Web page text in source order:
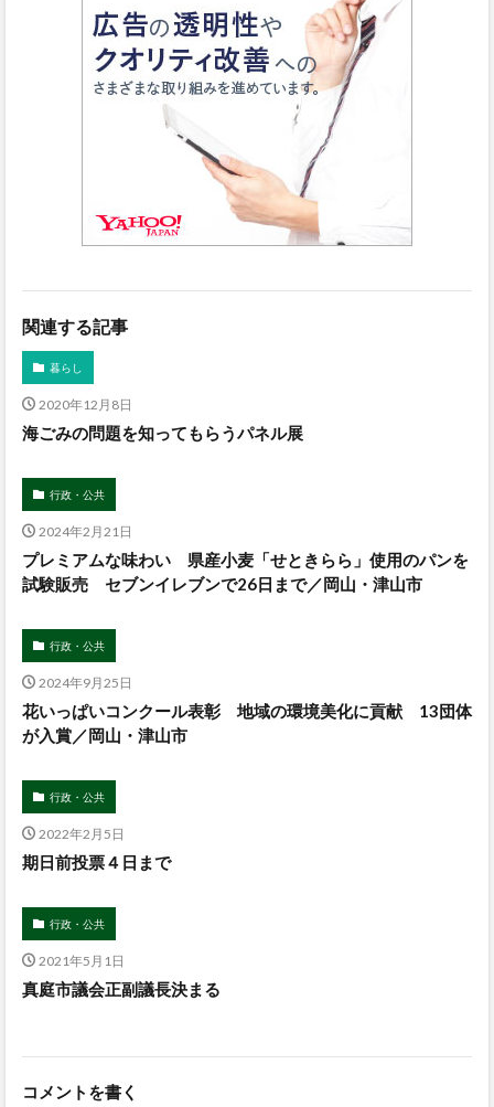
関連する記事
暮らし
2020年12月8日
海ごみの問題を知ってもらうパネル展
行政・公共
2024年2月21日
プレミアムな味わい 県産小麦「せときらら」使用のパンを
試験販売 セブンイレブンで26日まで／岡山・津山市
行政・公共
2024年9月25日
花いっぱいコンクール表彰 地域の環境美化に貢献 13団体
が入賞／岡山・津山市
行政・公共
2022年2月5日
期日前投票４日まで
行政・公共
2021年5月1日
真庭市議会正副議長決まる
コメントを書く